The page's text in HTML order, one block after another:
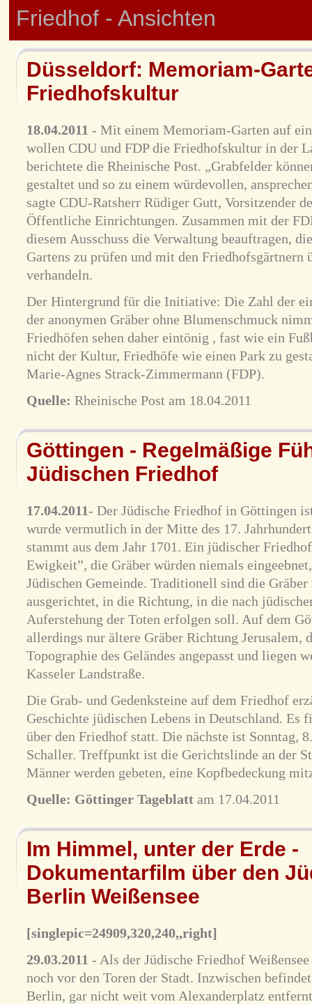
Friedhof - Ansichten
Düsseldorf: Memoriam-
Friedhofskultur
18.04.2011 - Mit einem Memoriam-Garten auf
wollen CDU und FDP die Friedhofskultur in der
berichtete die Rheinische Post. „Grabfelder
gestaltet und so zu einem würdevollen,
sagte CDU-Ratsherr Rüdiger Gutt, Vorsitzender
Öffentliche Einrichtungen. Zusammen mit der
diesem Ausschuss die Verwaltung beauftragen,
Gartens zu prüfen und mit den Friedhofsgärtnern
verhandeln.
Der Hintergrund für die Initiative: Die Zahl der
der anonymen Gräber ohne Blumenschmuck
Friedhöfen sehen daher eintönig , fast wie ein
nicht der Kultur, Friedhöfe wie einen Park zu
Marie-Agnes Strack-Zimmermann (FDP).
Quelle: Rheinische Post am 18.04.2011
Göttingen - Regelmäßige
Jüdischen Friedhof
17.04.2011- Der Jüdische Friedhof in Göttingen
wurde vermutlich in der Mitte des 17.
stammt aus dem Jahr 1701. Ein jüdischer
Ewigkeit”, die Gräber würden niemals
Jüdischen Gemeinde. Traditionell sind die
ausgerichtet, in die Richtung, in die nach
Auferstehung der Toten erfolgen soll. Auf dem
allerdings nur ältere Gräber Richtung Jerusalem,
Topographie des Geländes angepasst und liegen
Kasseler Landstraße.
Die Grab- und Gedenksteine auf dem Friedhof
Geschichte jüdischen Lebens in Deutschland. Es
über den Friedhof statt. Die nächste ist Sonntag,
Schaller. Treffpunkt ist die Gerichtslinde an der
Männer werden gebeten, eine Kopfbedeckung
Quelle: Göttinger Tageblattam 17.04.2011
Im Himmel, unter der Erde -
Dokumentarfilm über den
Berlin Weißensee
[singlepic=24909,320,240,,right]
29.03.2011 - Als der Jüdische Friedhof
noch vor den Toren der Stadt. Inzwischen
Berlin, gar nicht weit vom Alexanderplatz